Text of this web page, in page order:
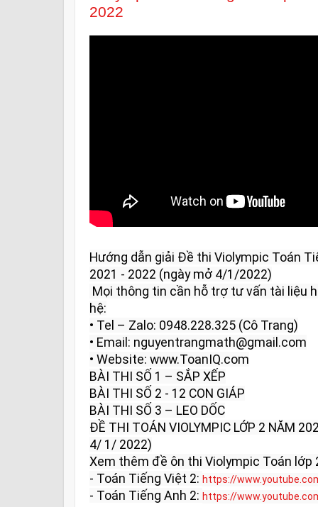
2022
Hướng dẫn giải Đề thi Violympic Toán
2021 - 2022 (ngày mở 4/1/2022)
hệ:
• Tel – Zalo: 0948.228.325 (Cô Trang)
• Email: nguyentrangmath@gmail.com
• Website: www.ToanIQ.com
BÀI THI SỐ 1 – SẮP XẾP
BÀI THI SỐ 2 - 12 CON GIÁP
BÀI THI SỐ 3 – LEO DỐC
ĐỀ THI TOÁN VIOLYMPIC LỚP 2 NĂM
4/ 1/ 2022)
Xem thêm đề ôn thi Violympic Toán lớp
- Toán Tiếng Việt 2: https://
- Toán Tiếng Anh 2: https://